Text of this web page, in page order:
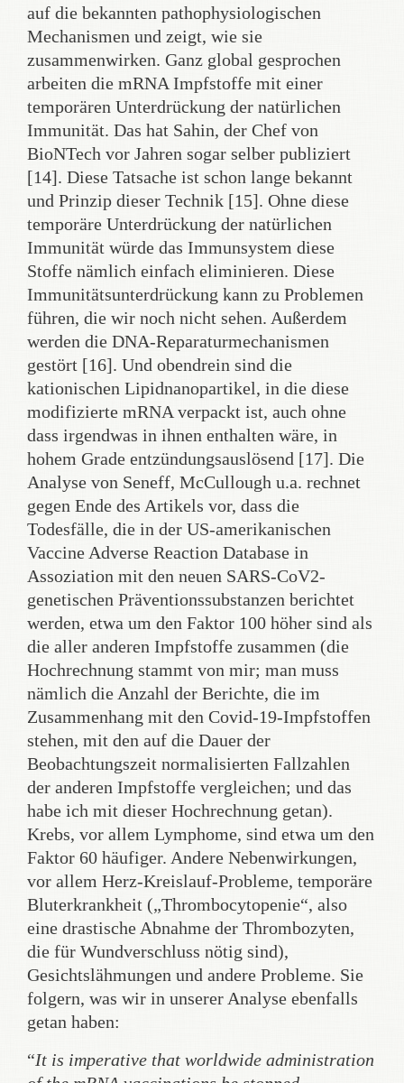
auf die bekannten pathophysiologischen
Mechanismen und zeigt, wie sie
zusammenwirken. Ganz global gesprochen
arbeiten die mRNA Impfstoffe mit einer
temporären Unterdrückung der natürlichen
Immunität. Das hat Sahin, der Chef von
BioNTech vor Jahren sogar selber publiziert
[14]. Diese Tatsache ist schon lange bekannt
und Prinzip dieser Technik [15]. Ohne diese
temporäre Unterdrückung der natürlichen
Immunität würde das Immunsystem diese
Stoffe nämlich einfach eliminieren. Diese
Immunitätsunterdrückung kann zu Problemen
führen, die wir noch nicht sehen. Außerdem
werden die DNA-Reparaturmechanismen
gestört [16]. Und obendrein sind die
kationischen Lipidnanopartikel, in die diese
modifizierte mRNA verpackt ist, auch ohne
dass irgendwas in ihnen enthalten wäre, in
hohem Grade entzündungsauslösend [17]. Die
Analyse von Seneff, McCullough u.a. rechnet
gegen Ende des Artikels vor, dass die
Todesfälle, die in der US-amerikanischen
Vaccine Adverse Reaction Database in
Assoziation mit den neuen SARS-CoV2-
genetischen Präventionssubstanzen berichtet
werden, etwa um den Faktor 100 höher sind als
die aller anderen Impfstoffe zusammen (die
Hochrechnung stammt von mir; man muss
nämlich die Anzahl der Berichte, die im
Zusammenhang mit den Covid-19-Impfstoffen
stehen, mit den auf die Dauer der
Beobachtungszeit normalisierten Fallzahlen
der anderen Impfstoffe vergleichen; und das
habe ich mit dieser Hochrechnung getan).
Krebs, vor allem Lymphome, sind etwa um den
Faktor 60 häufiger. Andere Nebenwirkungen,
vor allem Herz-Kreislauf-Probleme, temporäre
Bluterkrankheit („Thrombocytopenie“, also
eine drastische Abnahme der Thrombozyten,
die für Wundverschluss nötig sind),
Gesichtslähmungen und andere Probleme. Sie
folgern, was wir in unserer Analyse ebenfalls
getan haben:
“It is imperative that worldwide administration